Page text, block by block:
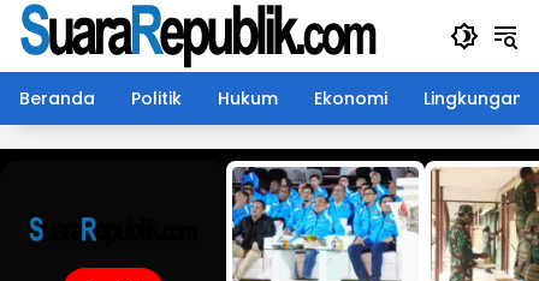
Langsung
konten
Beranda
Politik Hukum Ekonomi Lingkungan